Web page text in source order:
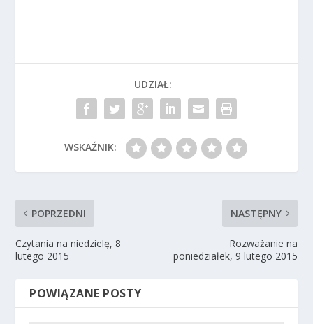
UDZIAŁ:
WSKAŹNIK:
POPRZEDNI
Czytania na niedzielę, 8
lutego 2015
NASTĘPNY
Rozważanie na
poniedziałek, 9 lutego 2015
POWIĄZANE POSTY